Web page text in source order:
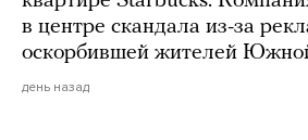
в центре скандала из-за
оскорбившей жителей
день назад